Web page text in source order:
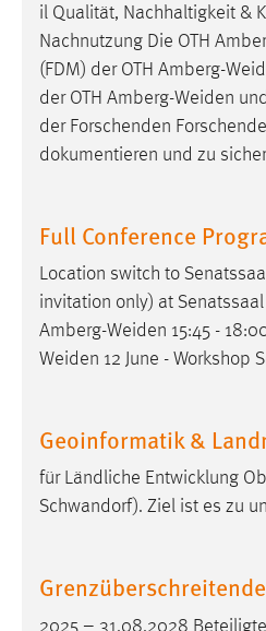
il Qualität, Nachhaltigkeit &
Nachnutzung Die OTH
(FDM) der OTH Amberg-
der OTH Amberg-Weiden
der Forschenden
dokumentieren und zu
Full Conference
Location switch to
invitation only) at Senatssaal
Amberg-Weiden 15:45 -
Weiden 12 June - Workshop
Geoinformatik &
für Ländliche Entwicklung
Schwandorf). Ziel ist es zu
2025 – 31.08.2028